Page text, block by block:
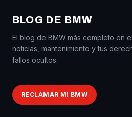
BLOG DE BMW
El blog de BMW más completo en
noticias, mantenimiento y tus
fallos ocultos.
RECLAMAR MI BMW